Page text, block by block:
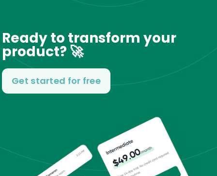
Ready to transform your
product? 🚀
Get started for free